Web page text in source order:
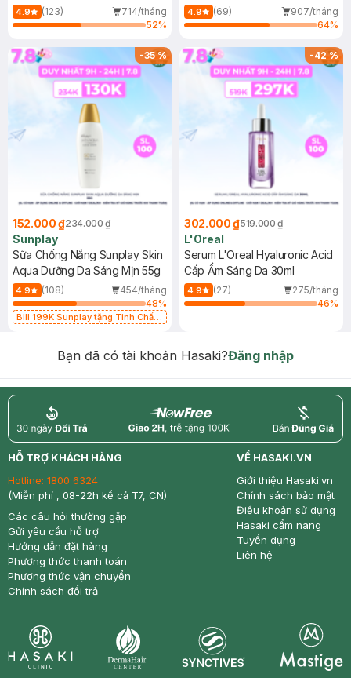
4.9 (123)
714/tháng
52%
(Mới)
4.9 (69)
907/tháng
64%
-35%
152.000 ₫234.000 ₫
Sunplay
Sữa Chống Nắng Sunplay Skin
Aqua Dưỡng Da Sáng Mịn 55g
4.9 (108)
454/tháng
48%
Bill 199K Sunplay tặng Tinh Chất
-42%
302.000 ₫519.000 ₫
L'Oreal
Serum L'Oreal Hyaluronic Acid
Cấp Ẩm Sáng Da 30ml
4.9 (27)
275/tháng
46%
Bạn đã có tài khoản Hasaki?Đăng nhập
return nowfree price
HỖ TRỢ KHÁCH HÀNG
Hotline: 1800 6324
(Miễn phí , 08-22h kể cả T7, CN)
Các câu hỏi thường gặp
Gửi yêu cầu hỗ trợ
Hướng dẫn đặt hàng
Phương thức thanh toán
Phương thức vận chuyển
Chính sách đổi trả
VỀ HASAKI.VN
Giới thiệu Hasaki.vn
Chính sách bảo mật
Điều khoản sử dụng
Hasaki cẩm nang
Tuyển dụng
Liên hệ